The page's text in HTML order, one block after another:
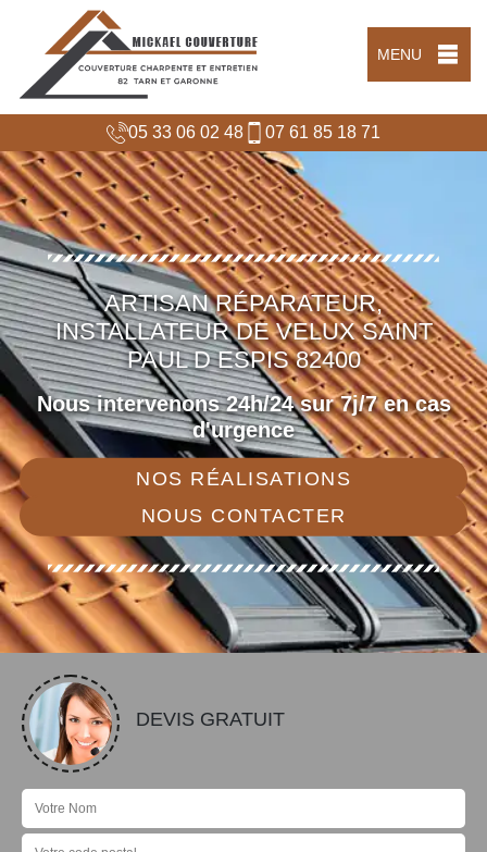
MENU
05 33 06 02 48 07 61 85 18 71
ARTISAN RÉPARATEUR,
INSTALLATEUR DE VELUX SAINT
PAUL D ESPIS 82400
Nous intervenons 24h/24 sur 7j/7 en cas
d'urgence
NOS RÉALISATIONS
NOUS CONTACTER
DEVIS GRATUIT